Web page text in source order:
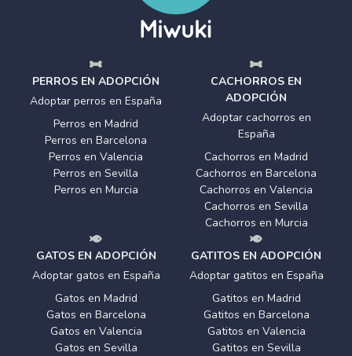
PERROS EN ADOPCIÓN
Adoptar perros en España
Perros en Madrid
Perros en Barcelona
Perros en Valencia
Perros en Sevilla
Perros en Murcia
CACHORROS EN
ADOPCIÓN
Adoptar cachorros en
España
Cachorros en Madrid
Cachorros en Barcelona
Cachorros en Valencia
Cachorros en Sevilla
Cachorros en Murcia
GATOS EN ADOPCIÓN
Adoptar gatos en España
Gatos en Madrid
Gatos en Barcelona
Gatos en Valencia
Gatos en Sevilla
GATITOS EN ADOPCIÓN
Adoptar gatitos en España
Gatitos en Madrid
Gatitos en Barcelona
Gatitos en Valencia
Gatitos en Sevilla